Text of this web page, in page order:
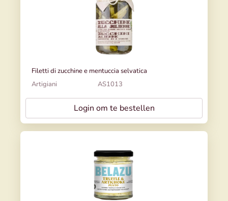
Filetti di zucchine e mentuccia selvatica
Artigiani
AS1013
Login om te bestellen